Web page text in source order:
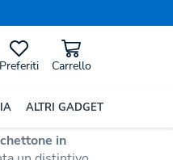
Preferiti Carrello
ALTRI GADGET
metallizzata.
in